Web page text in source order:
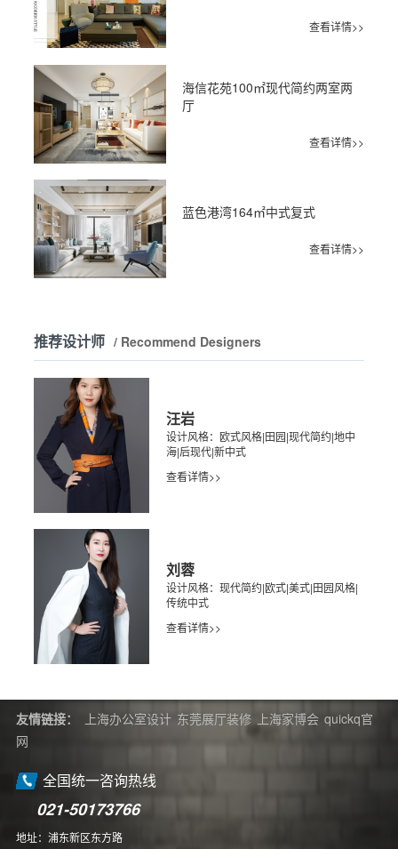
查看详情>>
海信花苑100㎡现代简约两室两
厅
查看详情>>
蓝色港湾164㎡中式复式
查看详情>>
推荐设计师 / Recommend Designers
汪岩
设计风格：欧式风格|田园|现代简约|地中
海|后现代|新中式
查看详情>>
刘蓉
设计风格：现代简约|欧式|美式|田园风格|
传统中式
查看详情>>
友情链接： 上海办公室设计 东莞展厅装修 上海家博会 quickq官
网
全国统一咨询热线
021-50173766
地址：浦东新区东方路